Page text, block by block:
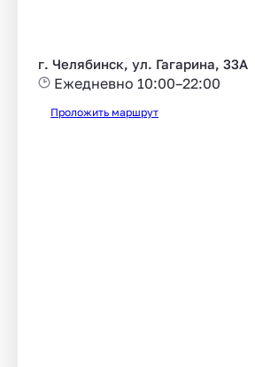
г. Челябинск, ул. Гагарина, 33А
Ежедневно 10:00–22:00
Проложить маршрут